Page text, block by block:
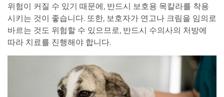
위험이 커질 수 있기 때문에, 반드시 보호용 목칼라를 착용
시키는 것이 좋습니다. 또한, 보호자가 연고나 크림을 임의로
바르는 것도 위험할 수 있으므로, 반드시 수의사의 처방에
따라 치료를 진행해야 합니다.